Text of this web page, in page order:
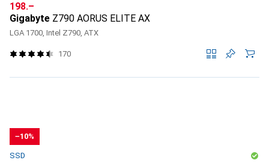
CHF
198.–
Gigabyte Z790 AORUS ELITE AX
LGA 1700, Intel Z790, ATX
170
−10%
SSD